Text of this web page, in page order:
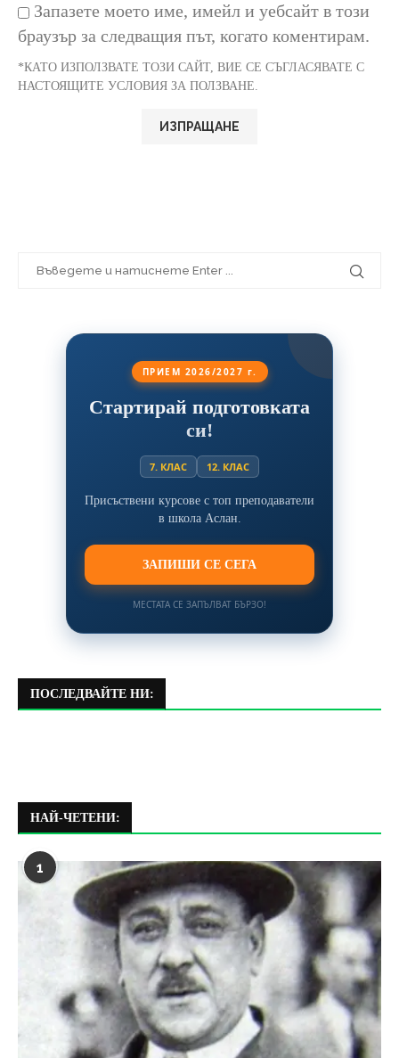
Запазете моето име, имейл и уебсайт в този
браузър за следващия път, когато коментирам.
*КАТО ИЗПОЛЗВАТЕ ТОЗИ САЙТ, ВИЕ СЕ СЪГЛАСЯВАТЕ С
НАСТОЯЩИТЕ УСЛОВИЯ ЗА ПОЛЗВАНЕ.
ПРИЕМ 2026/2027 г.
Стартирай подготовката
си!
7. КЛАС 12. КЛАС
Присъствени курсове с топ преподаватели
в школа Аслан.
ЗАПИШИ СЕ СЕГА
МЕСТАТА СЕ ЗАПЪЛВАТ БЪРЗО!
ПОСЛЕДВАЙТЕ НИ:
НАЙ-ЧЕТЕНИ:
1